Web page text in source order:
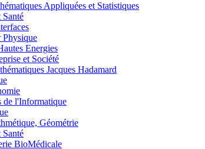
Appliquées et Statistiques
Energies
et Société
Jacques Hadamard
l'Informatique
Géométrie
BioMédicale